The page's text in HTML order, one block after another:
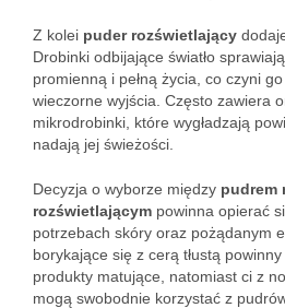
Z kolei puder rozświetlający
Drobinki odbijające światło
promienną i pełną życia, co czyni
wieczorne wyjścia. Często zawiera
mikrodrobinki, które wygładzają
nadają jej świeżości.
Decyzja o wyborze między pudrem
rozświetlającym powinna opierać
potrzebach skóry oraz pożądanym
borykające się z cerą tłustą
produkty matujące, natomiast ci z
mogą swobodnie korzystać z